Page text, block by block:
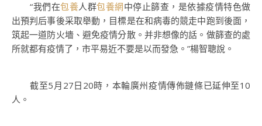
“我們在包養人群包養網中停止篩查，是依據疫情特色做
出預判后事後采取舉動，目標是在和病毒的競走中跑到後面，
筑起一道防火墻、避免疫情分散。并非想像的話。做篩查的處
所就都有疫情了，市平易近不要是以而發急。”楊智聰說。
截至5月27日20時，本輪廣州疫情傳佈鏈條已延伸至10
人。